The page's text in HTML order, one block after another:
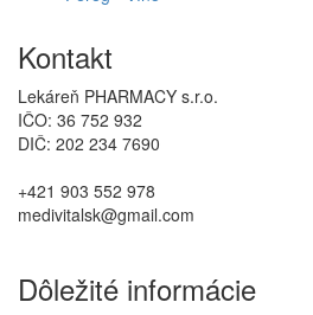
Kontakt
Lekáreň PHARMACY s.r.o.
IČO: 36 752 932
DIČ: 202 234 7690
+421 903 552 978
medivitalsk@gmail.com
Dôležité informácie